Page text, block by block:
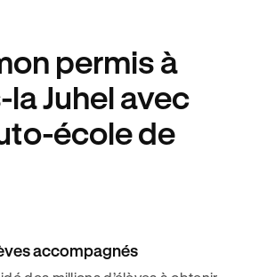
permis à
Juhel avec
école de
accompagnés